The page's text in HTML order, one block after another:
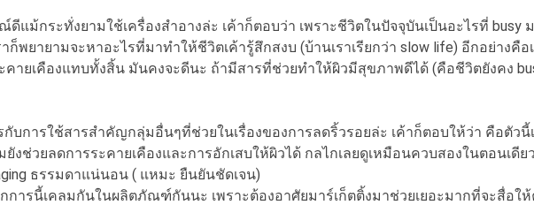
ะทั่งยามใช้เครื่องสำอางล่ะ เค้าก็ตอบว่า เพราะชีวิตในปัจจุบันเป็นอะไรที่ busy ม
พยายามจะหาอะไรที่มาทำให้ชีวิตเค้ารู้สึกสงบ (บ้านเราเรียกว่า slow life) อีกอย่างคือ
ายเคืองแทบทั้งสิ้น มันคงจะดีนะ ถ้ามีสารที่ช่วยทำให้ผิวมีสุขภาพดีได้ (คือชีวิตยังคง
ใช้สารสำคัญกลุ่มอื่นๆที่ช่วยในเรื่องของการลดริ้วรอยล่ะ เค้าก็ตอบให้ว่า คือตัวนี้
งช่วยลดการระคายเคืองและการอักเสบให้ผิวได้ กลไกเลยดูเหมือนควบสองในตอนเดี
ธรรมดาแน่นอน ( แหมะ ยืนยันชัดเจน)
เคลมกันในผลิตภัณฑ์กันนะ เพราะต้องอาศัยมาร์เก็ตติ้งมาช่วยเยอะมากที่จะสื่อให้